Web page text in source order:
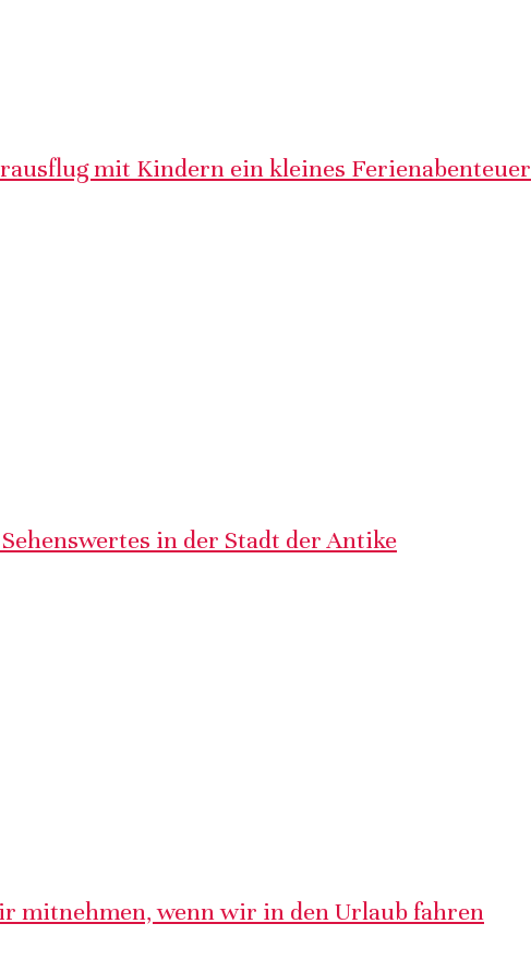
mit Kindern ein kleines Ferienabenteuer
in der Stadt der Antike
mitnehmen, wenn wir in den Urlaub fahren